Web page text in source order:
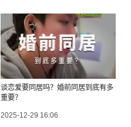
谈恋爱要同居吗？婚前同居到底有多
重要？
2025-12-29 16:06